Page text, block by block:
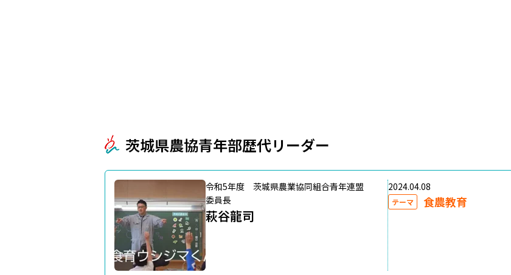
茨城県農協青年部歴代リーダー
令和5年度 茨城県農業協同組合青年連盟
委員長
萩谷龍司
2024.04.08
テーマ 食農教育